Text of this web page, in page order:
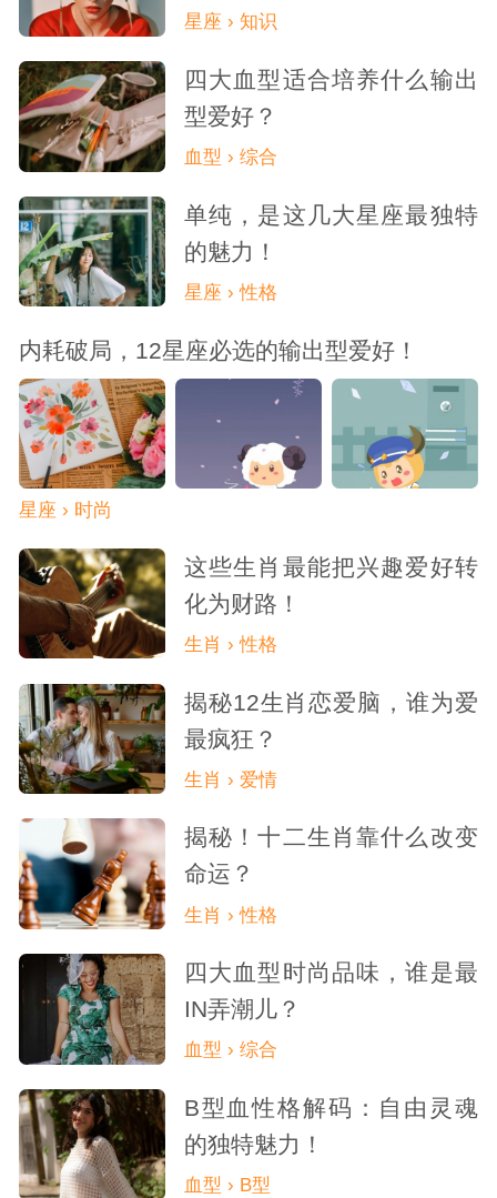
众的户外活动，比如洞穴探险。
满了未知和挑战，需要参与者具备勇敢、冷
静的品质和丰富的知识储备。AB型血的人性
格中的矛盾性在这里得到了充分体现，他们
既有着B型血的冒险精神，渴望探索未知的领
域；又有着A型血的谨慎和理性，能够在探险
过程中保持冷静，应对各种突发情况。在洞
穴中，他们面对黑暗、狭窄的空间和复杂的
地形，凭借着自己的智慧和勇气不断前进，
每一次新的发现都让他们感受到前所未有的
兴奋和满足。
星座 › 知识
四大血型适合培养什么输出
型爱好？
血型 › 综合
单纯，是这几大星座最独特
的魅力！
星座 › 性格
内耗破局，12星座必选的输出型爱好！
星座 › 时尚
这些生肖最能把兴趣爱好转
化为财路！
生肖 › 性格
揭秘12生肖恋爱脑，谁为爱
最疯狂？
生肖 › 爱情
揭秘！十二生肖靠什么改变
命运？
生肖 › 性格
四大血型时尚品味，谁是最
IN弄潮儿？
血型 › 综合
B型血性格解码：自由灵魂
的独特魅力！
血型 › B型